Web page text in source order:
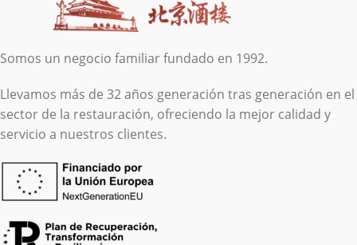
Somos un negocio familiar fundado en 1992.
Llevamos más de 32 años generación tras generación en el
sector de la restauración, ofreciendo la mejor calidad y
servicio a nuestros clientes.